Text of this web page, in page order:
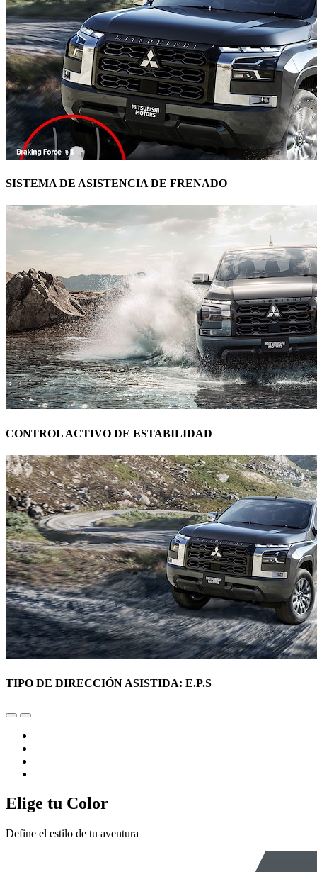
SISTEMA DE ASISTENCIA DE FRENADO
CONTROL ACTIVO DE ESTABILIDAD
TIPO DE DIRECCIÓN ASISTIDA: E.P.S
Elige tu Color
Define el estilo de tu aventura